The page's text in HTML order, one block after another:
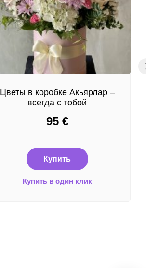
Цветы в коробке Акьярлар –
всегда с тобой
95 €
Купить
Купить в один клик